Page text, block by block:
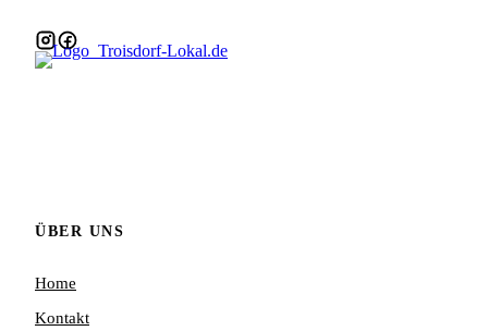
ÜBER UNS
Home
Kontakt